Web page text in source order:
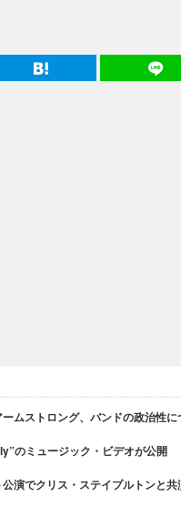
ムストロング、バンドの政治性
のミュージック・ビデオが公開
演でクリス・ステイプルトンと共